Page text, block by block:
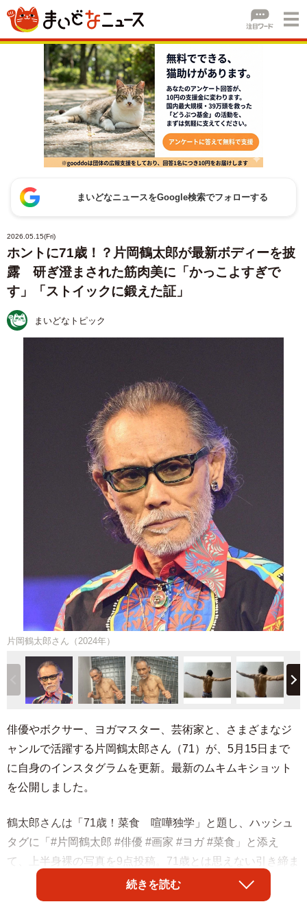
まいどなニュースをGoogle検索でフォローする
2026.05.15(Fri)
ホントに71歳！？片岡鶴太郎が最新ボディーを披
露 研ぎ澄まされた筋肉美に「かっこよすぎで
す」「ストイックに鍛えた証」
まいどなトピック
片岡鶴太郎さん（2024年）
俳優やボクサー、ヨガマスター、芸術家と、さまざまなジ
ャンルで活躍する片岡鶴太郎さん（71）が、5月15日まで
に自身のインスタグラムを更新。最新のムキムキショット
を公開しました。
鶴太郎さんは「71歳！菜食 喧嘩独学」と題し、ハッシュ
タグに「#片岡鶴太郎 #俳優 #画家 #ヨガ #菜食」と添え
て、上半身裸の写真を9点投稿。71歳とは思えない引き締ま
った肉体に、SNSユーザーからは
続きを読む